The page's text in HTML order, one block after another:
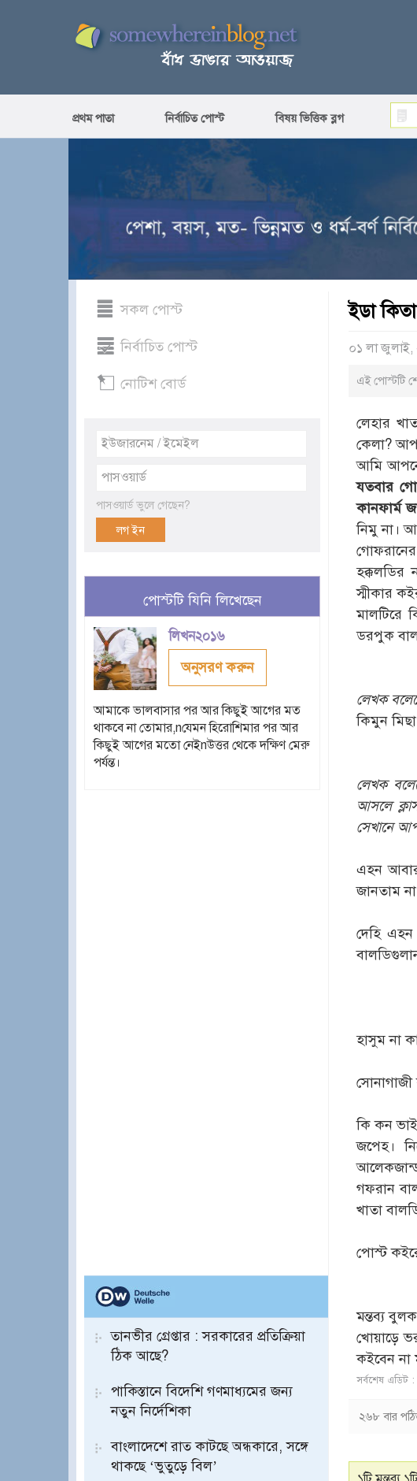
প্রথম পাতা নির্বাচিত পোস্ট বিষয় ভিত্তিক ব্লগ
সকল পোস্ট
নির্বাচিত পোস্ট
নোটিশ বোর্ড
পাসওয়ার্ড ভুলে গেছেন?
পোস্টটি যিনি লিখেছেন
লিখন২০১৬
অনুসরণ করুন
আমাকে ভালবাসার পর আর কিছুই আগের মত
থাকবে না তোমার,nযেমন হিরোশিমার পর আর
কিছুই আগের মতো নেইnউত্তর থেকে দক্ষিণ মেরু
পর্যন্ত।
তানভীর গ্রেপ্তার : সরকারের প্রতিক্রিয়া
ঠিক আছে?
পাকিস্তানে বিদেশি গণমাধ্যমের জন্য
নতুন নির্দেশিকা
বাংলাদেশে রাত কাটছে অন্ধকারে, সঙ্গে
থাকছে ‘ভুতুড়ে বিল’
ইডা
০১ লা
এই পোস্টটি
লেহার
কেলা?
আমি
যতবার
কানফার্ম
নিমু না।
হক্কলডির
স্মীকার
মালটিরে
ডরপুক
লেখক
কিমুন
লেখক
আসলে
সেখানে
এহন
জানতাম
দেহি
হাসুম না
সোনাগাজী
কি কন
জপেহ।
গফরান
খাতা
পোস্ট
মন্তব্য
খোয়াড়ে
কইবেন না
সর্বশেষ এডিট
২৬৮ বার